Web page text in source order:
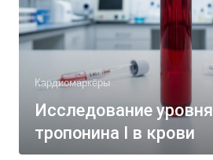
Кардиомаркёры
Исследование уровня
тропонина I в крови